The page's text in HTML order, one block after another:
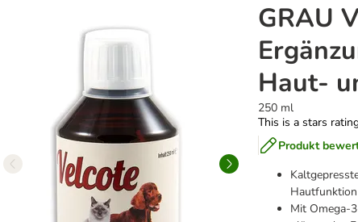
GRAU
Haut-
250 ml
This is a stars
Produkt
Hautfunktion
Mit Omega-